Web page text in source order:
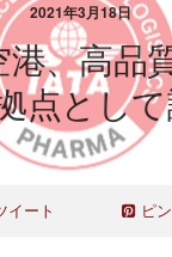
2021年3月18日
港、高品
点とし
イート ピン